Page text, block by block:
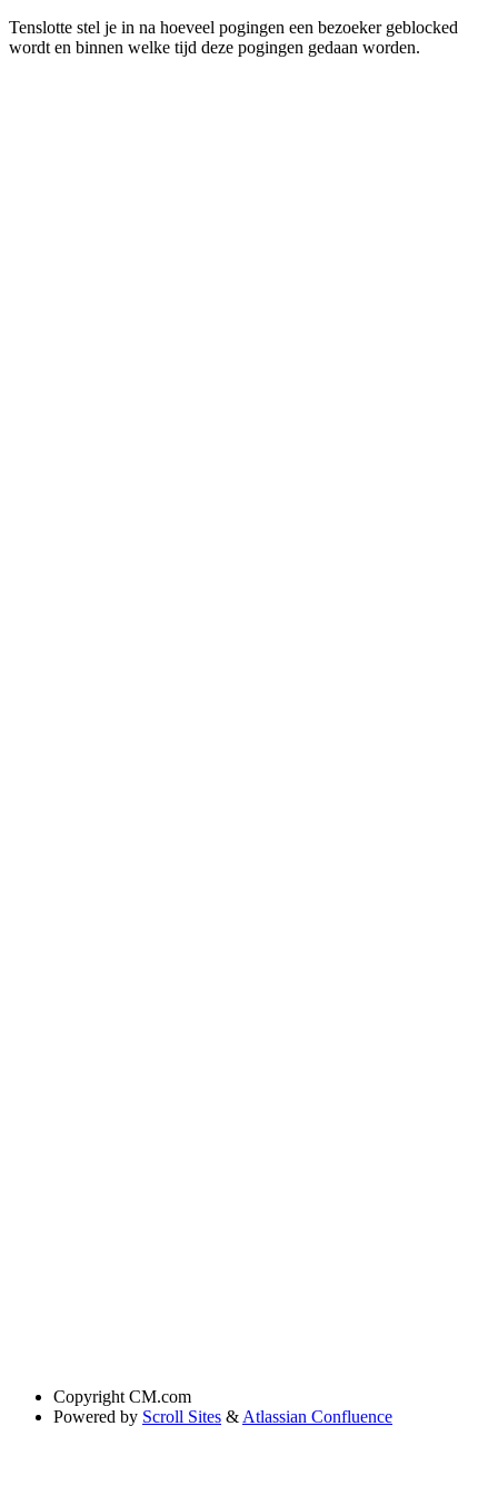
Tenslotte stel je in na hoeveel pogingen een bezoeker geblocked
wordt en binnen welke tijd deze pogingen gedaan worden.
Copyright CM.com
Powered by Scroll Sites & Atlassian Confluence